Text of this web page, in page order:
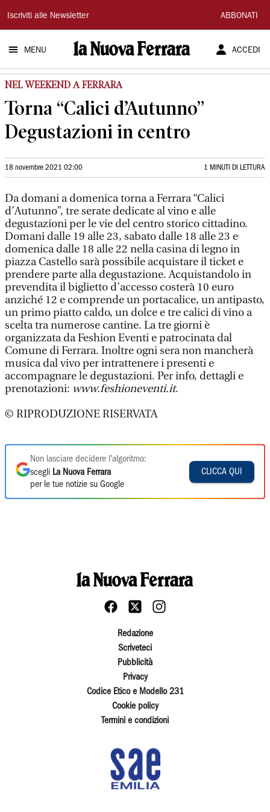
La
Nuova
Ferrara
Iscriviti alle Newsletter ABBONATI
MENU ACCEDI
NEL WEEKEND A FERRARA
Torna “Calici d’Autunno”
Degustazioni in centro
18 novembre 2021 02:00 1 MINUTI DI LETTURA
Da domani a domenica torna a Ferrara “Calici
d’Autunno”, tre serate dedicate al vino e alle
degustazioni per le vie del centro storico cittadino.
Domani dalle 19 alle 23, sabato dalle 18 alle 23 e
domenica dalle 18 alle 22 nella casina di legno in
piazza Castello sarà possibile acquistare il ticket e
prendere parte alla degustazione. Acquistandolo in
prevendita il biglietto d’accesso costerà 10 euro
anziché 12 e comprende un portacalice, un antipasto,
un primo piatto caldo, un dolce e tre calici di vino a
scelta tra numerose cantine. La tre giorni è
organizzata da Feshion Eventi e patrocinata dal
Comune di Ferrara. Inoltre ogni sera non mancherà
musica dal vivo per intrattenere i presenti e
accompagnare le degustazioni. Per info, dettagli e
prenotazioni: www.feshioneventi.it.
© RIPRODUZIONE RISERVATA
Non lasciare decidere l'algoritmo:
scegli La Nuova Ferrara
per le tue notizie su Google
CLICCA QUI
Redazione
Scriveteci
Pubblicità
Privacy
Codice Etico e Modello 231
Cookie policy
Termini e condizioni